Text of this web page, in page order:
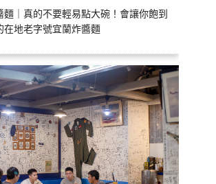
麵｜真的不要輕易點大碗！會讓你飽到
在地老字號宜蘭炸醬麵